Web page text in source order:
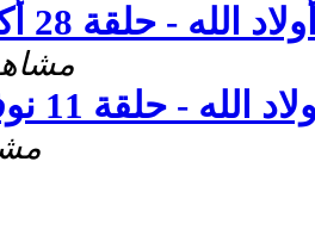
- حلقة 28 أكتوبر 2011
29841
- حلقة 11 نوفمبر 2011